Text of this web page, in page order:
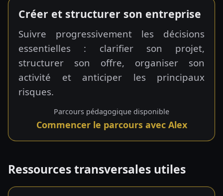
Créer et structurer son entreprise
Suivre progressivement les décisions
essentielles : clarifier son projet,
structurer son offre, organiser son
activité et anticiper les principaux
risques.
Parcours pédagogique disponible
Commencer le parcours avec Alex
Ressources transversales utiles